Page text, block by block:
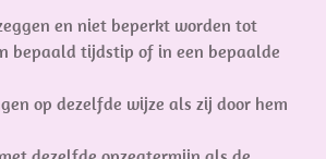
en niet beperkt worden tot
bepaald tijdstip of in een bepaalde
op dezelfde wijze als zij door hem